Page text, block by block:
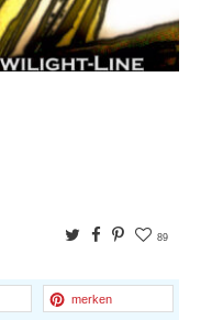
TwitterFacebook
Pinterest
89
merken